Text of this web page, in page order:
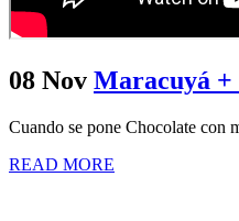
08 Nov Maracuyá +
Cuando se pone Chocolate con
READ MORE